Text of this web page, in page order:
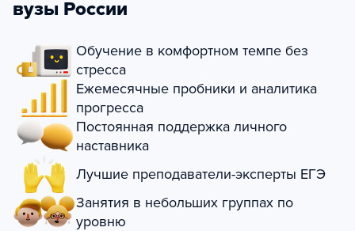
вузы России
Обучение в комфортном темпе без
стресса
Ежемесячные пробники и аналитика
прогресса
Постоянная поддержка личного
наставника
Лучшие преподаватели-эксперты ЕГЭ
Занятия в небольших группах по
уровню